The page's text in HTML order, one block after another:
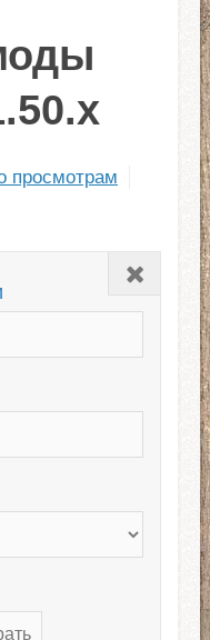
просмотрам
Закрыть